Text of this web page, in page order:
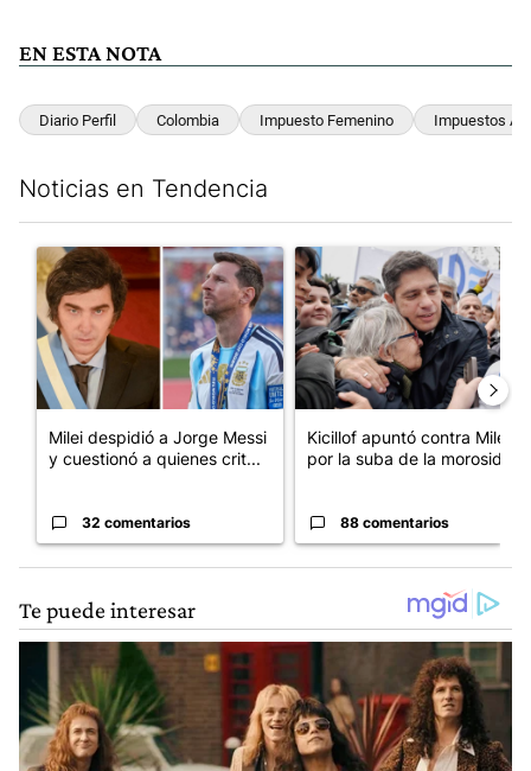
EN ESTA NOTA
Diario Perfil Colombia Impuesto Femenino Impuestos A
Noticias en Tendencia
Un artículo de tendencia con el título "Milei despidió a Jorge
Milei despidió a Jorge Messi
y cuestionó a quienes crit...
32 comentarios
Un artículo de tendencia con
Kicillof apuntó contra Milei
por la suba de la morosida...
88 comentarios